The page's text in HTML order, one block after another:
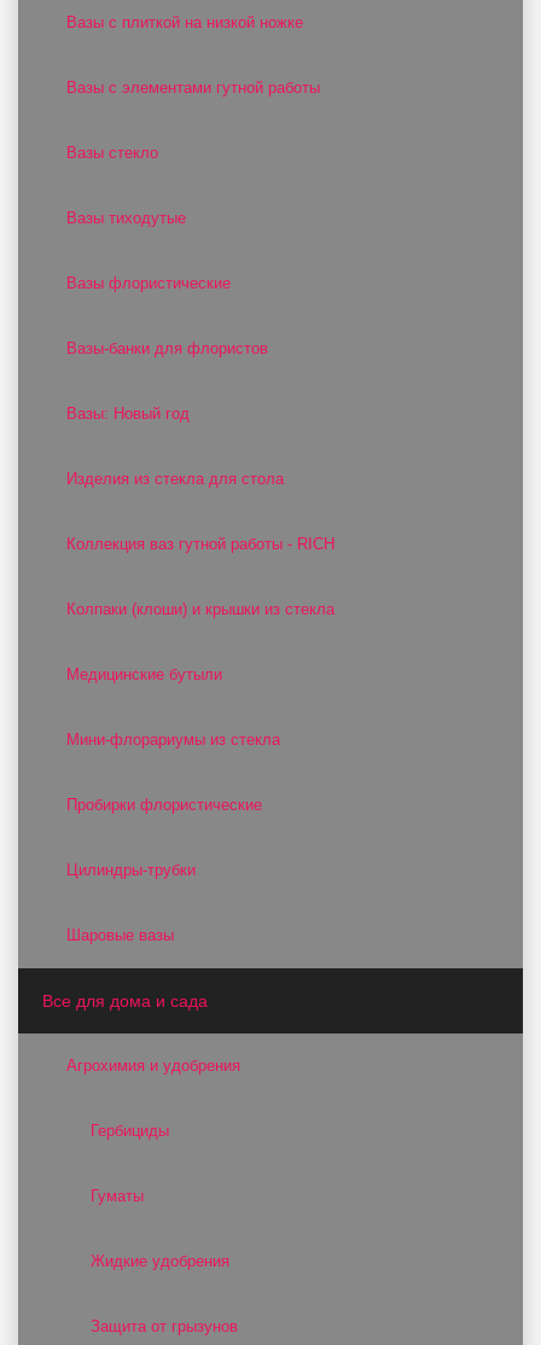
Вазы с плиткой на низкой ножке
Вазы с элементами гутной работы
Вазы стекло
Вазы тиходутые
Вазы флористические
Вазы-банки для флористов
Вазы: Новый год
Изделия из стекла для стола
Коллекция ваз гутной работы - RICH
Колпаки (клоши) и крышки из стекла
Медицинские бутыли
Мини-флорариумы из стекла
Пробирки флористические
Цилиндры-трубки
Шаровые вазы
Все для дома и сада
Агрохимия и удобрения
Гербициды
Гуматы
Жидкие удобрения
Защита от грызунов